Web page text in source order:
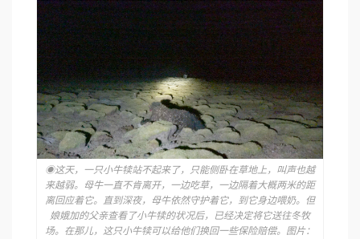
◉这天，一只小牛犊站不起来了，只能侧卧在草地上，叫声也越
来越弱。母牛一直不肯离开，一边吃草，一边隔着大概两米的距
离回应着它。直到深夜，母牛依然守护着它，到它身边喂奶。但
娘娥加的父亲查看了小牛犊的状况后，已经决定将它送往冬牧
场。在那儿，这只小牛犊可以给他们换回一些保险赔偿。图片：